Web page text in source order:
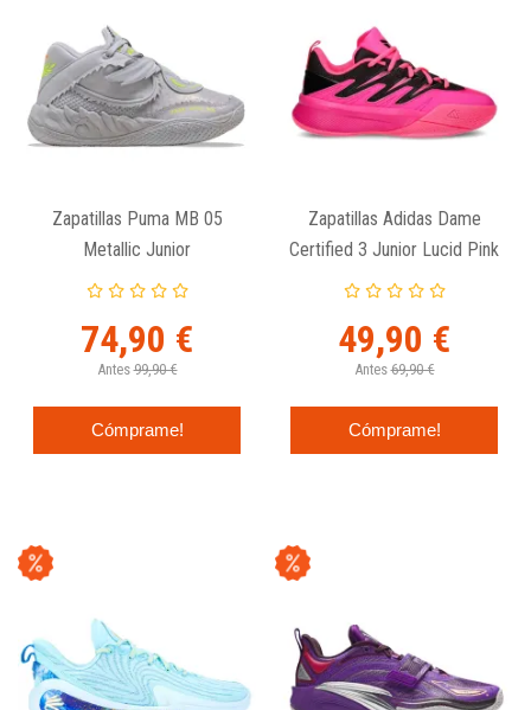
Zapatillas Puma MB 05
Metallic Junior
74,90 €
Antes 99,90 €
Cómprame!
Zapatillas Adidas Dame
Certified 3 Junior Lucid Pink
49,90 €
Antes 69,90 €
Cómprame!